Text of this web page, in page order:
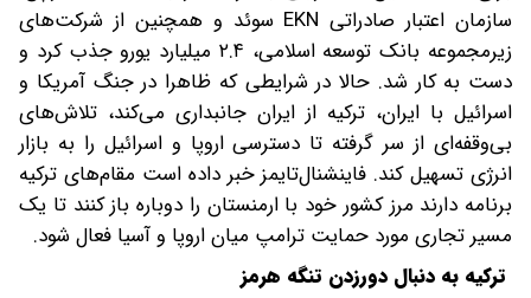
سازمان اعتبار صادراتی EKN سوئد و همچنین از شرکت‌های
زیرمجموعه بانک توسعه اسلامی، ۲.۴ میلیارد یورو جذب کرد و‌
دست به کار شد. حالا در شرایطی که ظاهرا در جنگ آمریکا و
اسرائیل با ایران، ترکیه از ایران جانبداری می‌کند، تلاش‌های
بی‌وقفه‌ای از سر گرفته تا دسترسی اروپا و اسرائیل را به بازار
انرژی تسهیل کند.‌ فاینشنال‌تایمز خبر داده است مقام‌های ترکیه
برنامه دارند مرز کشور خود با ارمنستان را دوباره باز کنند تا یک
مسیر تجاری مورد حمایت ترامپ میان اروپا و آسیا فعال شود.
ترکیه به دنبال دورزدن تنگه هرمز